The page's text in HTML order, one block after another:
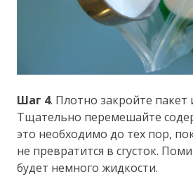
Шаг 4. Плотно закройте пакет
Тщательно перемешайте
это необходимо до тех пор,
не превратится в сгусток.
будет немного жидкости.